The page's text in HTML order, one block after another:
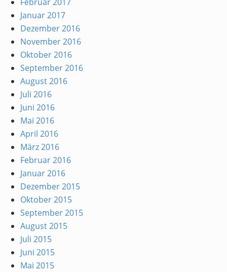
Januar 2017
Dezember 2016
November 2016
Oktober 2016
September 2016
August 2016
Juli 2016
Juni 2016
Mai 2016
April 2016
März 2016
Februar 2016
Januar 2016
Dezember 2015
Oktober 2015
September 2015
August 2015
Juli 2015
Juni 2015
Mai 2015